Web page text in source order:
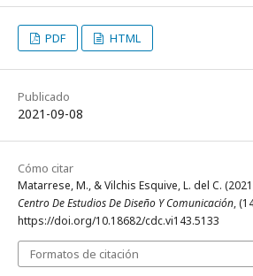
PDF HTML
Publicado
2021-09-08
Cómo citar
Matarrese, M., & Vilchis Esquive, L. del C.
Centro De Estudios De Diseño Y Comunicación,
https://doi.org/10.18682/cdc.vi143.5133
Formatos de citación